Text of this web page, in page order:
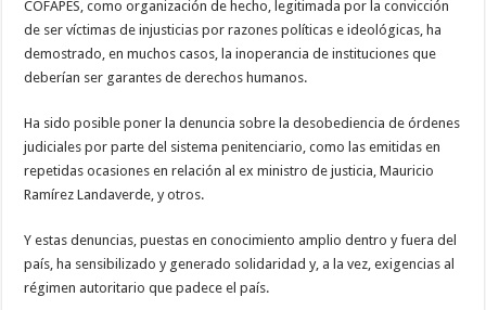
COFAPES, como organización de hecho, legitimada por la convicción
de ser víctimas de injusticias por razones políticas e ideológicas, ha
demostrado, en muchos casos, la inoperancia de instituciones que
deberían ser garantes de derechos humanos.
Ha sido posible poner la denuncia sobre la desobediencia de órdenes
judiciales por parte del sistema penitenciario, como las emitidas en
repetidas ocasiones en relación al ex ministro de justicia, Mauricio
Ramírez Landaverde, y otros.
Y estas denuncias, puestas en conocimiento amplio dentro y fuera del
país, ha sensibilizado y generado solidaridad y, a la vez, exigencias al
régimen autoritario que padece el país.